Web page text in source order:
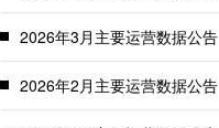
2026年3月主要运营数据公告
2026年2月主要运营数据公告